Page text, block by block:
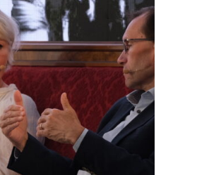
på
Arendalsuka
2026"